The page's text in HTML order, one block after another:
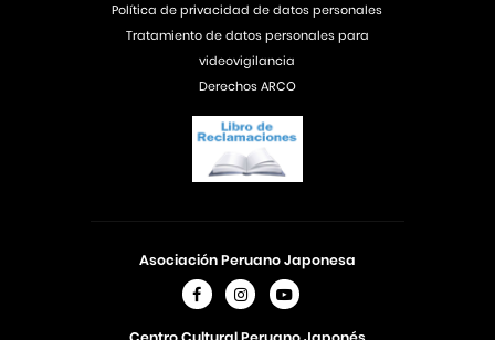
Asociación Peruano Japonesa
Política de privacidad de datos personales
Tratamiento de datos personales para
videovigilancia
Derechos ARCO